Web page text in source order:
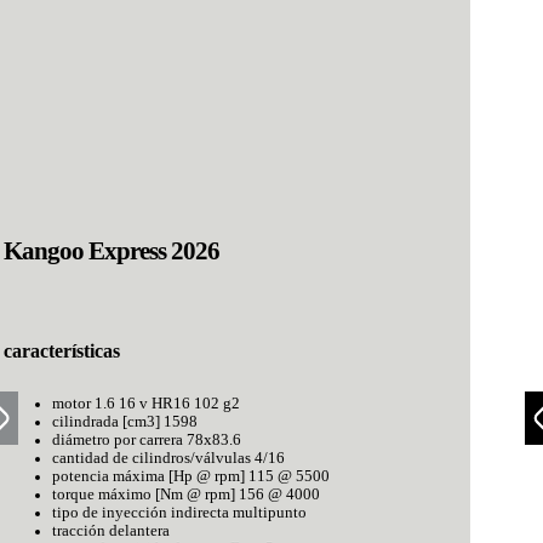
Kangoo Express 2026
características
motor 1.6 16 v HR16 102 g2
cilindrada [cm3] 1598
diámetro por carrera 78x83.6
cantidad de cilindros/válvulas 4/16
potencia máxima [Hp @ rpm] 115 @ 5500
torque máximo [Nm @ rpm] 156 @ 4000
tipo de inyección indirecta multipunto
tracción delantera